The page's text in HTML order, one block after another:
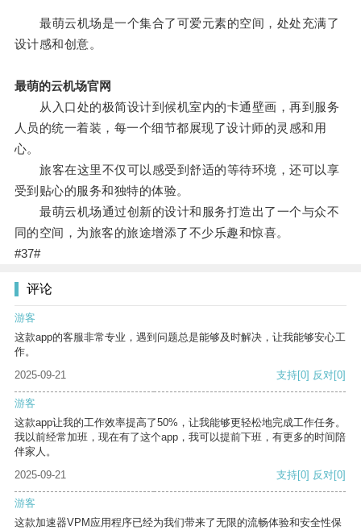
最萌云机场是一个集合了可爱元素的空间，处处充满了
设计感和创意。
最萌的云机场官网
从入口处的极简设计到候机室内的卡通壁画，再到服务
人员的统一着装，每一个细节都展现了设计师的灵感和用
心。
旅客在这里不仅可以感受到舒适的等待环境，还可以享
受到贴心的服务和独特的体验。
最萌云机场通过创新的设计和服务打造出了一个与众不
同的空间，为旅客的旅途增添了不少乐趣和惊喜。
#37#
评论
游客
这款app的客服非常专业，遇到问题总是能够及时解决，让我能够安心工
作。
2025-09-21
支持[0] 反对[0]
游客
这款app让我的工作效率提高了50%，让我能够更轻松地完成工作任务。
我以前经常加班，现在有了这个app，我可以提前下班，有更多的时间陪
伴家人。
2025-09-21
支持[0] 反对[0]
游客
这款加速器VPM应用程序已经为我们带来了无限的流畅体验和安全性保